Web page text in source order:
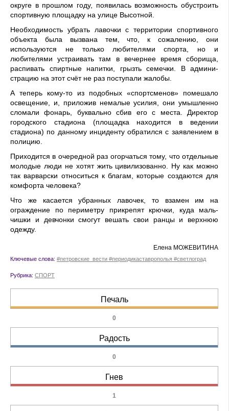
округе в прошлом году, появилась возможность обустроить
спортивную площадку на улице Высотной.
Необходимость убрать лавочки с территории спор­тивного
объекта была вызвана тем, что, к сожалению, они
используются не только любителями спорта, но и
любителями устраивать там в вечернее время сборища,
распивать спиртные напитки, грызть семечки. В админи­
страцию на этот счёт не раз поступали жалобы.
А теперь кому-то из подобных «спортсменов» поме­шало
освещение, и, приложив немалые усилия, они умышленно
сломали фонарь, буквально сбив его с ме­ста. Директор
городского стадиона (площадка находится в ведении
стадиона) по данному инциденту обратился с заявлением в
полицию.
Приходится в очередной раз огорчаться тому, что от­дельные
молодые люди не хотят жить цивилизованно. Ну как можно
так варварски относиться к благам, которые создаются для
комфорта человека?
Что же касается убранных лавочек, то взамен им на
ограждение по периметру прикрепят крючки, куда маль­
чишки и девчонки смогут вешать свои ранцы и верхнюю
одежду.
Елена МОЖЕВИТИНА
Ключевые слова: #петровские_вести #периодикаставрополья #светлоград
Рубрика: СПОРТ
Печаль
0
Радость
0
Гнев
1